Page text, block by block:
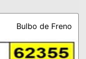
Bulbo de Freno